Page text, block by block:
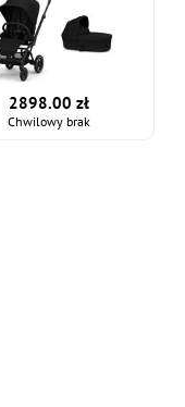
2898.00 zł
Chwilowy brak